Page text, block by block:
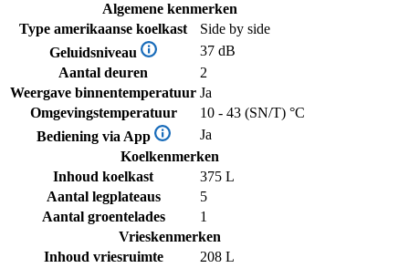
Algemene kenmerken
Type amerikaanse koelkast
Side by side
Geluidsniveau
37 dB
Aantal deuren
2
Weergave binnentemperatuur Ja
Omgevingstemperatuur
10 - 43 (SN/T) °C
Bediening via App
Ja
Koelkenmerken
Inhoud koelkast
375 L
Aantal legplateaus
5
Aantal groentelades
1
Vrieskenmerken
Inhoud vriesruimte
208 L